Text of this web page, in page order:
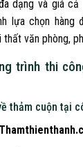
dạng và giá cả
lựa chọn hàng
thất văn phòng,
trình thi
thảm cuộn tại